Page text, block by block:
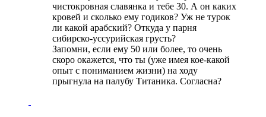
чистокровная славянка и тебе 30. А он каких
кровей и сколько ему годиков? Уж не турок
ли какой арабский? Откуда у парня
сибирско-уссурийская грусть?
Запомни, если ему 50 или более, то очень
скоро окажется, что ты (уже имея кое-какой
опыт с пониманием жизни) на ходу
прыгнула на палубу Титаника. Согласна?